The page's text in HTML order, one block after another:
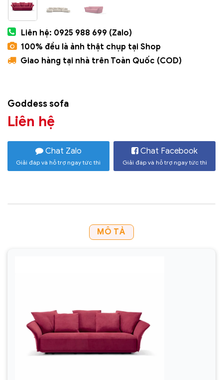
Liên hệ: 0925 988 699 (Zalo)
100% đều là ảnh thật chụp tại Shop
Giao hàng tại nhà trên Toàn Quốc (COD)
Goddess sofa
Liên hệ
Chat Zalo
Giải đáp và hỗ trợ ngay tức thì
Chat Facebook
Giải đáp và hỗ trợ ngay tức thì
MÔ TẢ